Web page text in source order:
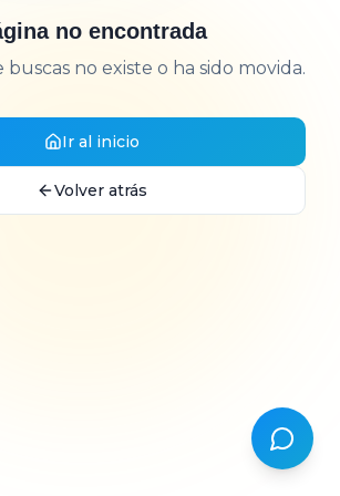
no encontrada
buscas no existe o ha sido movida.
Ir al inicio
Volver atrás